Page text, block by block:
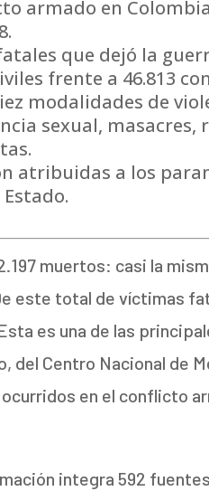
armado en
que dejó la
frente a 46.813
modalidades de
sexual,
atribuidas a los
muertos: casi la
este total de víctimas
es una de las
del Centro Nacional de
en el conflicto
integra 592